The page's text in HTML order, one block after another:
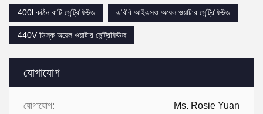
যোগাযোগ
যোগাযোগ: Ms. Rosie Yuan
400l কঠিন বাটি সেন্ট্রিফিউজ
এবিবি আইএসও অয়েল ওয়াটার সেন্ট্রিফিউজ
440V ডিস্ক অয়েল ওয়াটার সেন্ট্রিফিউজ